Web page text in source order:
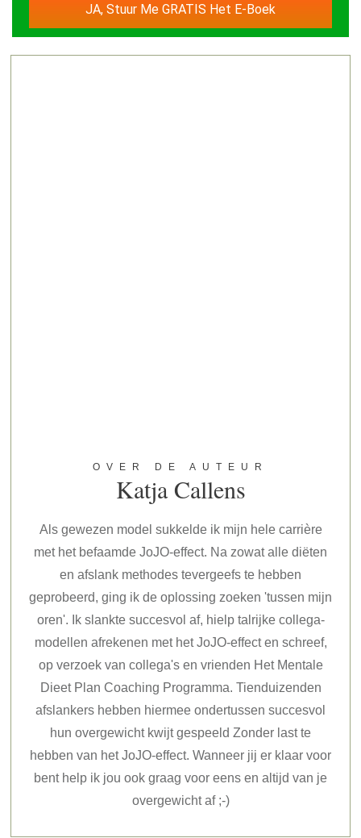
JA, Stuur Me GRATIS Het E-Boek
OVER DE AUTEUR
Katja Callens
Als gewezen model sukkelde ik mijn hele carrière
met het befaamde JoJO-effect. Na zowat alle diëten
en afslank methodes tevergeefs te hebben
geprobeerd, ging ik de oplossing zoeken 'tussen mijn
oren'. Ik slankte succesvol af, hielp talrijke collega-
modellen afrekenen met het JoJO-effect en schreef,
op verzoek van collega's en vrienden Het Mentale
Dieet Plan Coaching Programma. Tienduizenden
afslankers hebben hiermee ondertussen succesvol
hun overgewicht kwijt gespeeld Zonder last te
hebben van het JoJO-effect. Wanneer jij er klaar voor
bent help ik jou ook graag voor eens en altijd van je
overgewicht af ;-)